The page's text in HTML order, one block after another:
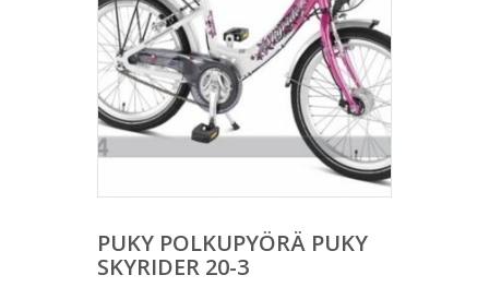
PUKY POLKUPYÖRÄ PUKY
SKYRIDER 20-3